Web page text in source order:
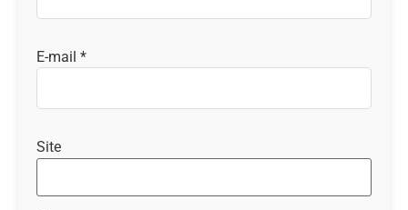
E-mail *
Site